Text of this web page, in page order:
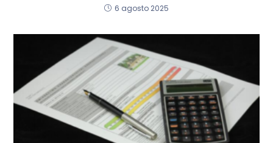
6 agosto 2025